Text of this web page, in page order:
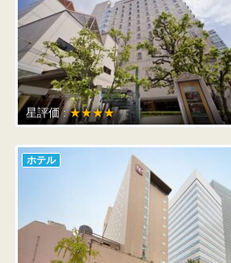
星評価 :★★★★
ホテル